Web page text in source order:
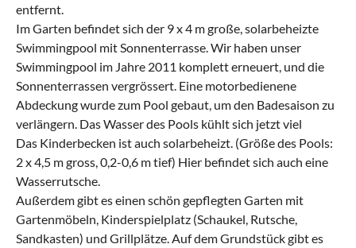
entfernt.
Im Garten befindet sich der 9 x 4 m große, solarbeheizte
Swimmingpool mit Sonnenterrasse. Wir haben unser
Swimmingpool im Jahre 2011 komplett erneuert, und die
Sonnenterrassen vergrössert. Eine motorbedienene
Abdeckung wurde zum Pool gebaut, um den Badesaison zu
verlängern. Das Wasser des Pools kühlt sich jetzt viel
Das Kinderbecken ist auch solarbeheizt. (Größe des Pools:
2 x 4,5 m gross, 0,2-0,6 m tief) Hier befindet sich auch eine
Wasserrutsche.
Außerdem gibt es einen schön gepflegten Garten mit
Gartenmöbeln, Kinderspielplatz (Schaukel, Rutsche,
Sandkasten) und Grillplätze. Auf dem Grundstück gibt es